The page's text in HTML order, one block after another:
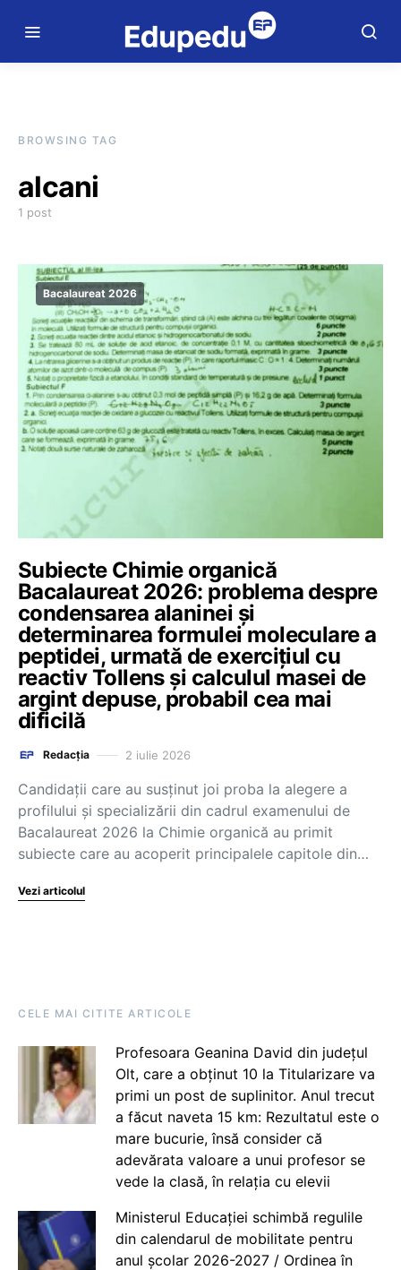
BROWSING TAG
alcani
1 post
Bacalaureat 2026
Subiecte Chimie organică
Bacalaureat 2026: problema despre
condensarea alaninei și
determinarea formulei moleculare a
peptidei, urmată de exercițiul cu
reactiv Tollens și calculul masei de
argint depuse, probabil cea mai
dificilă
Redacția 2 iulie 2026
Candidații care au susținut joi proba la alegere a
profilului și specializării din cadrul examenului de
Bacalaureat 2026 la Chimie organică au primit
subiecte care au acoperit principalele capitole din…
Vezi articolul
CELE MAI CITITE ARTICOLE
Profesoara Geanina David din județul
Olt, care a obținut 10 la Titularizare va
primi un post de suplinitor. Anul trecut
a făcut naveta 15 km: Rezultatul este o
mare bucurie, însă consider că
adevărata valoare a unui profesor se
vede la clasă, în relația cu elevii
Ministerul Educației schimbă regulile
din calendarul de mobilitate pentru
anul școlar 2026-2027 / Ordinea în